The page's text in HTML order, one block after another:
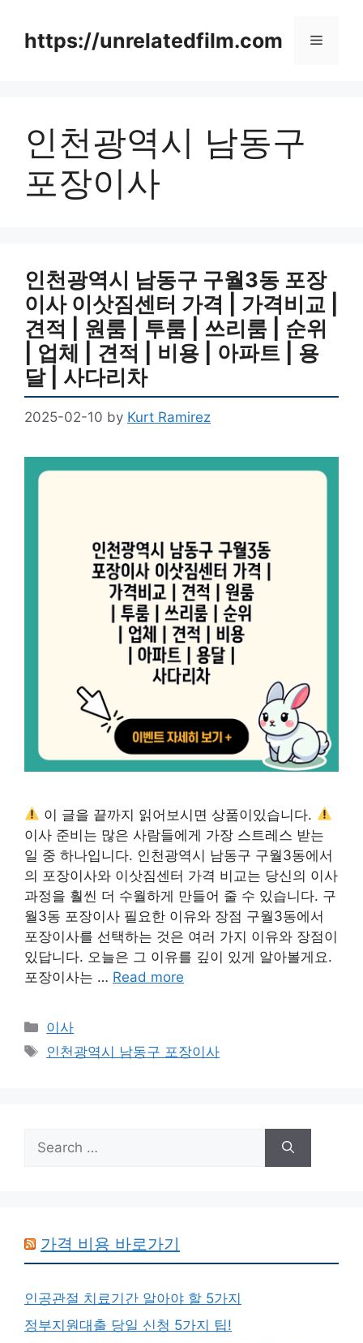
contenthttps://unrelatedfilm.com Menu
인천광역시 남동구
포장이사
인천광역시 남동구 구월3동 포장
이사 이삿짐센터 가격 | 가격비교 |
견적 | 원룸 | 투룸 | 쓰리룸 | 순위
| 업체 | 견적 | 비용 | 아파트 | 용
달 | 사다리차
2025-02-10 by Kurt Ramirez
이 글을 끝까지 읽어보시면 상품이있습니다.
이사 준비는 많은 사람들에게 가장 스트레스 받는
일 중 하나입니다. 인천광역시 남동구 구월3동에서
의 포장이사와 이삿짐센터 가격 비교는 당신의 이사
과정을 훨씬 더 수월하게 만들어 줄 수 있습니다. 구
월3동 포장이사 필요한 이유와 장점 구월3동에서
포장이사를 선택하는 것은 여러 가지 이유와 장점이
있답니다. 오늘은 그 이유를 깊이 있게 알아볼게요.
포장이사는 … Read more
Categories
이사
Tags
인천광역시 남동구 포장이사
for:
가격 비용 바로가기
인공관절 치료기간 알아야 할 5가지
정부지원대출 당일 신청 5가지 팁!